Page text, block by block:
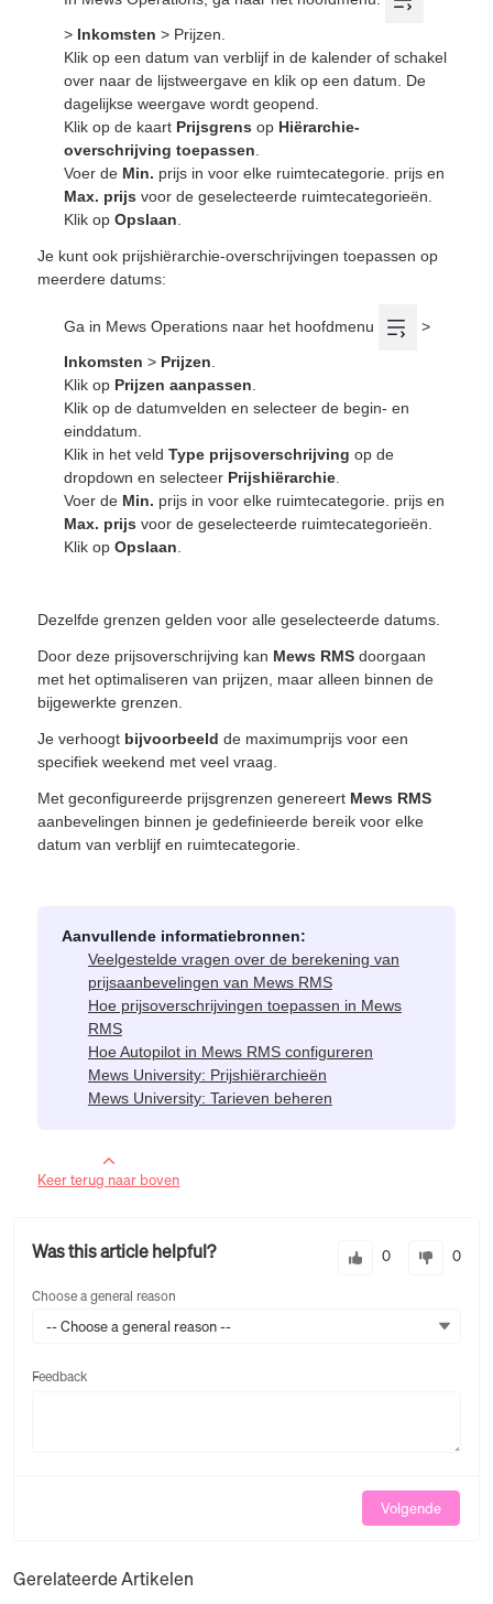
> Inkomsten > Prijzen.
Klik op een datum van verblijf in de kalender of schakel
over naar de lijstweergave en klik op een datum. De
dagelijkse weergave wordt geopend.
Klik op de kaart Prijsgrens op Hiërarchie-
overschrijving toepassen
Voer de Min. prijs in voor elke ruimtecategorie. prijs en
Max. prijs voor de geselecteerde ruimtecategorieën.
Klik opOpslaan
Je kunt ook prijshiërarchie-overschrijvingen toepassen op
meerdere datums:
Ga in Mews Operations naar het hoofdmenu >
Inkomsten > Prijzen
Klik op Prijzen aanpassen
Klik op de datumvelden en selecteer de begin- en
einddatum.
Klik in het veldType prijsoverschrijving op de
dropdown en selecteer Prijshiërarchie
Voer de Min. prijs in voor elke ruimtecategorie. prijs en
Max. prijs voor de geselecteerde ruimtecategorieën.
Klik opOpslaan
Dezelfde grenzen gelden voor alle geselecteerde datums.
Door deze prijsoverschrijving kan Mews RMS doorgaan
met het optimaliseren van prijzen, maar alleen binnen de
bijgewerkte grenzen.
Je verhoogt bijvoorbeeld de maximumprijs voor een
specifiek weekend met veel vraag.
Met geconfigureerde prijsgrenzen genereert Mews RMS
aanbevelingen binnen je gedefinieerde bereik voor elke
datum van verblijf en ruimtecategorie.
Aanvullende informatiebronnen:
Veelgestelde vragen over de berekening van
prijsaanbevelingen van Mews RMS
Hoe prijsoverschrijvingen toepassen in Mews
RMS
Hoe Autopilot in Mews RMS configureren
Mews University: Prijshiërarchieën
Mews University: Tarieven beheren
Keer terug naar boven
Was this article helpful? 0 0
Choose a general reason
-- Choose a general reason --
Feedback
Volgende
Gerelateerde Artikelen